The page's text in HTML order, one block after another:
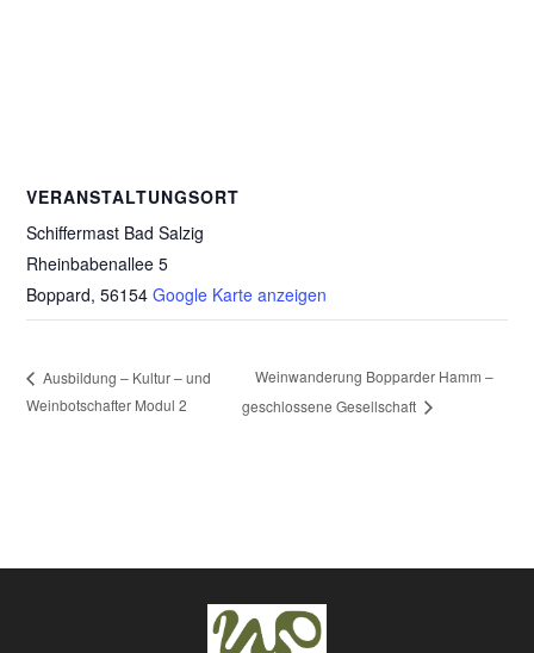
VERANSTALTUNGSORT
Schiffermast Bad Salzig
Rheinbabenallee 5
Boppard, 56154 Google Karte anzeigen
Ausbildung – Kultur – und
Weinbotschafter Modul 2
Weinwanderung Bopparder Hamm –
geschlossene Gesellschaft